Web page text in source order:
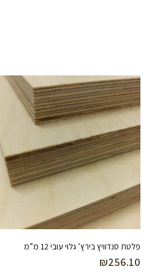
פלטת סנדוויץ בירץ’ גלוי עובי 12 מ”מ
₪256.10